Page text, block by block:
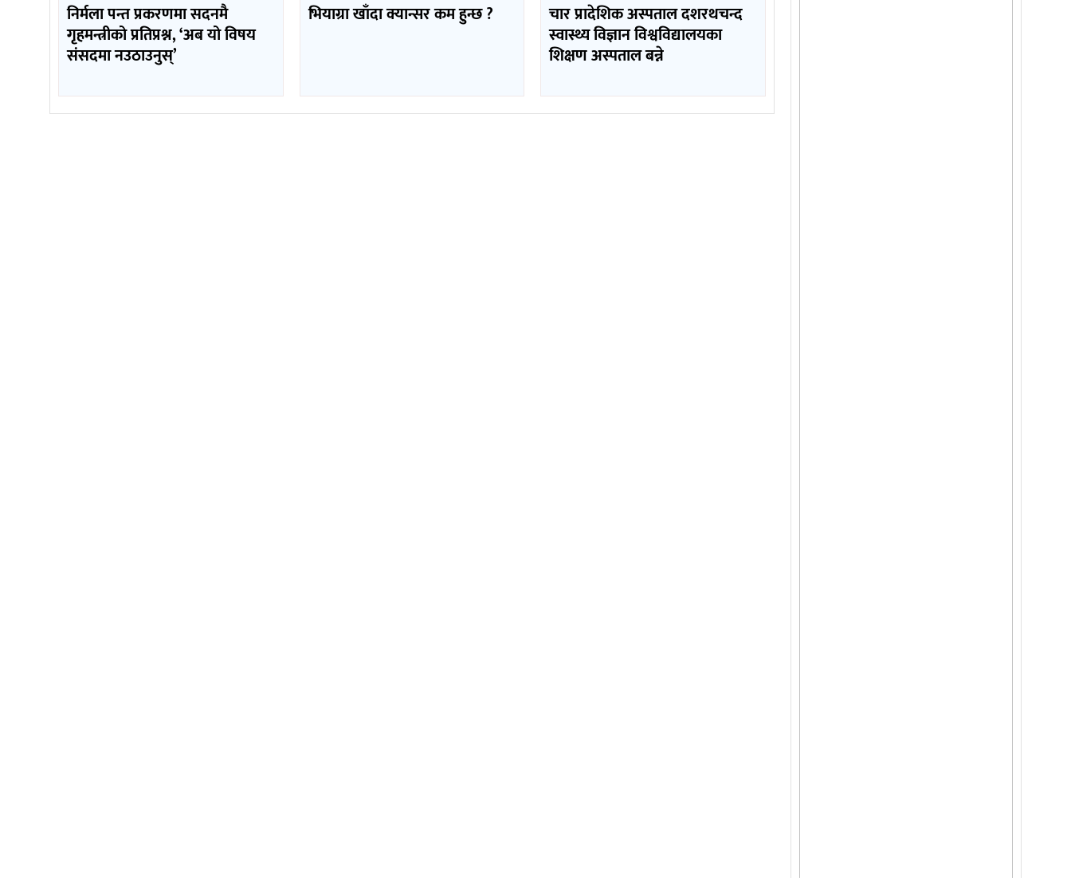
निर्मला पन्त प्रकरणमा सदनमै
गृहमन्त्रीको प्रतिप्रश्न, ‘अब यो विषय
संसदमा नउठाउनुस्’
भियाग्रा खाँदा क्यान्सर कम हुन्छ ? चार प्रादेशिक अस्पताल दशरथचन्द
स्वास्थ्य विज्ञान विश्वविद्यालयका
शिक्षण अस्पताल बन्ने